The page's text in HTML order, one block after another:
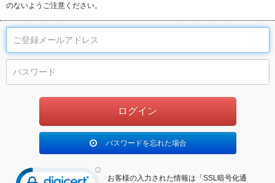
のないようご注意ください。
パスワードを忘れた場合
お客様の入力された情報は「SSL暗号化通